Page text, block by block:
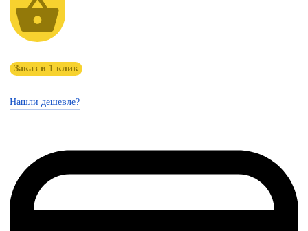
Заказ в 1 клик
Нашли дешевле?